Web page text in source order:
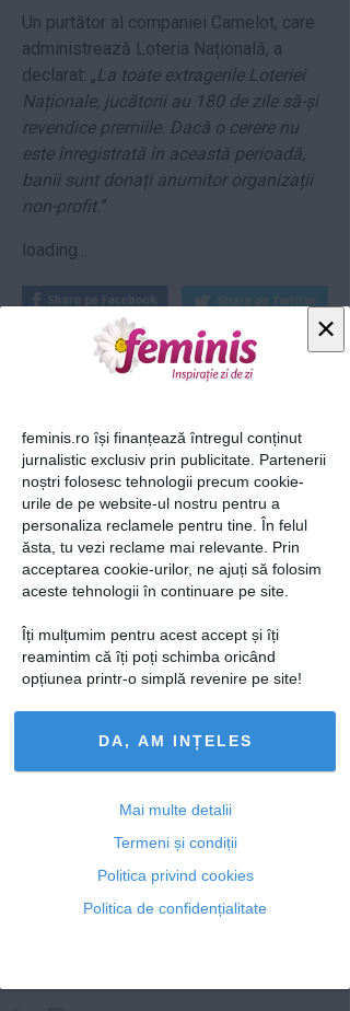
×
feminis.ro își finanțează întregul conținut
jurnalistic exclusiv prin publicitate. Partenerii
noștri folosesc tehnologii precum cookie-
urile de pe website-ul nostru pentru a
personaliza reclamele pentru tine. În felul
ăsta, tu vezi reclame mai relevante. Prin
acceptarea cookie-urilor, ne ajuți să folosim
aceste tehnologii în continuare pe site.
Îți mulțumim pentru acest accept și îți
reamintim că îți poți schimba oricând
opțiunea printr-o simplă revenire pe site!
DA, AM INȚELES
Mai multe detalii
Termeni și condiții
Politica privind cookies
Politica de confidențialitate
Un purtător al companiei Camelot, care
administrează Loteria Națională, a
declarat: „La toate extragerile Loteriei
Naționale, jucătorii au 180 de zile să-și
revendice premiile. Dacă o cerere nu
este înregistrată în această perioadă,
banii sunt donați anumitor organizații
non-profit.”
loading...
Articolul următor
Ti-a placut acest articol? Urmareste-ne
si pe FACEBOOK
Articole similare
MONDEN
A castigat 330.000 de
aruncat la toaleta!
BANI
Câștig de 118000 de